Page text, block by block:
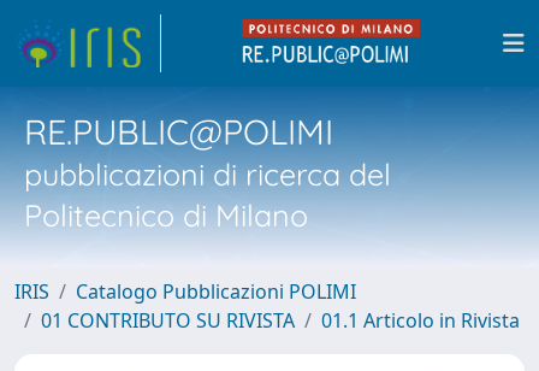
RE.PUBLIC@POLIMI
pubblicazioni di ricerca del
Politecnico di Milano
IRIS
Catalogo Pubblicazioni POLIMI
01 CONTRIBUTO SU RIVISTA
01.1 Articolo in Rivista